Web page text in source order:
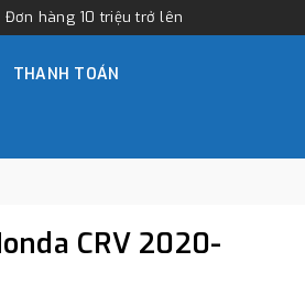
Đơn hàng 10 triệu trở lên
THANH TOÁN
CRV 2020-